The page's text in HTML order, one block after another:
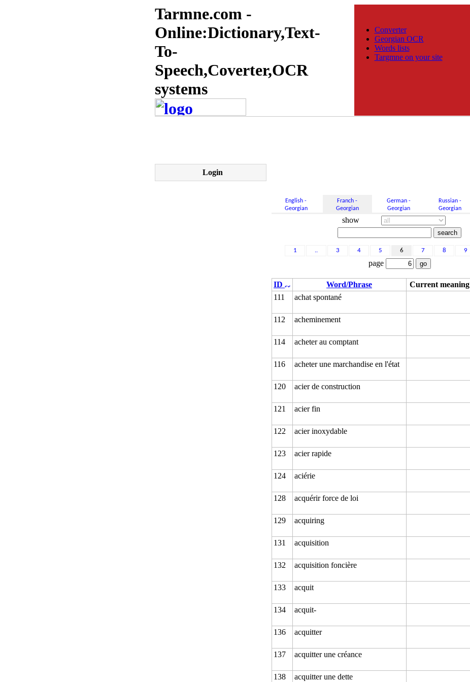
Tarmne.com -
Online:Dictionary,Text-
To-
Speech,Coverter,OCR
systems
Converter
Georgian OCR
Words lists
Targmne on your site
Login
English -
Georgian
Franch -
Georgian
German -
Georgian
Russian -
Georgian
show
1 .. 3 4 5 6 7 8 9
page
ID Word/Phrase Current meaning
111
achat spontané
112
acheminement
114
acheter au comptant
116
acheter une marchandise en l'état
120
acier de construction
121
acier fin
122
acier inoxydable
123
acier rapide
124
aciérie
128
acquérir force de loi
129
acquiring
131
acquisition
132
acquisition foncière
133
acquit
134
acquit-
136
acquitter
137
acquitter une créance
138 acquitter une dette